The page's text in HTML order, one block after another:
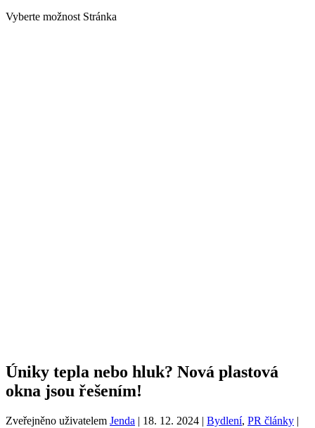
Vyberte možnost Stránka
Úniky tepla nebo hluk? Nová plastová
okna jsou řešením!
Zveřejněno uživatelem Jenda | 18. 12. 2024 | Bydlení, PR články |